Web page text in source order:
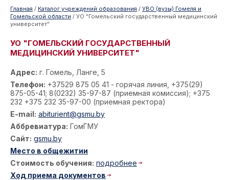
Главная / Каталог учреждений образования / УВО (вузы) Гомеля и
Гомельской области / УО "Гомельский государственный медицинский
университет"
УО "ГОМЕЛЬСКИЙ ГОСУДАРСТВЕННЫЙ
МЕДИЦИНСКИЙ УНИВЕРСИТЕТ"
Адрес: г. Гомель, Ланге, 5
Телефон: +37529 875 05 41 - горячая линия, +375(29)
875-05-41; 8(0232) 35-97-87 (приемная комиссия); +375
232 +375 232 35-97-00 (приемная ректора)
E-mail: abiturient@gsmu.by
Аббревиатура: ГомГМУ
Сайт: gsmu.by
Место в общежитии
Стоимость обучения: подробнее
Ход приема документов